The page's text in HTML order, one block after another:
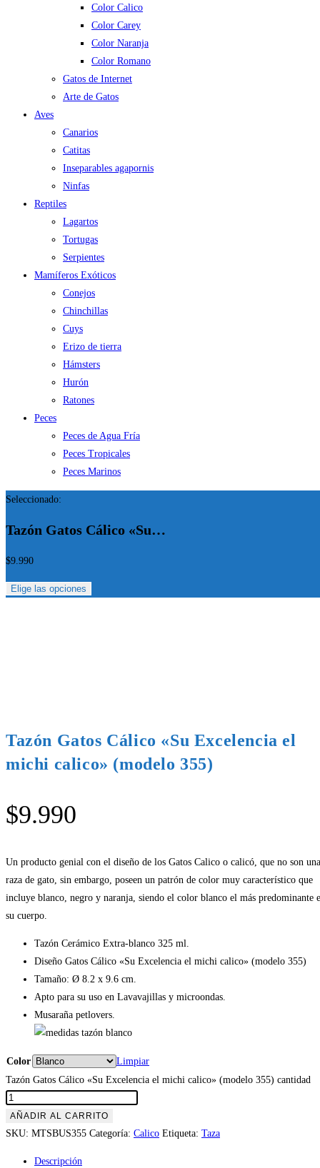
Color Calico
Color Carey
Color Naranja
Color Romano
Gatos de Internet
Arte de Gatos
Aves
Canarios
Catitas
Inseparables agapornis
Ninfas
Reptiles
Lagartos
Tortugas
Serpientes
Mamíferos Exóticos
Conejos
Chinchillas
Cuys
Erizo de tierra
Hámsters
Hurón
Ratones
Peces
Peces de Agua Fría
Peces Tropicales
Peces Marinos
Seleccionado:
Tazón Gatos Cálico «Su…
$9.990
Elige las opciones
Tazón Gatos Cálico «Su Excelencia el
michi calico» (modelo 355)
$9.990
Un producto genial con el diseño de los Gatos Calico o calicó, que no son una
raza de gato, sin embargo, poseen un patrón de color muy característico que
incluye blanco, negro y naranja, siendo el color blanco el más predominante
su cuerpo.
Tazón Cerámico Extra-blanco 325 ml.
Diseño Gatos Cálico «Su Excelencia el michi calico» (modelo 355)
Tamaño: Ø 8.2 x 9.6 cm.
Apto para su uso en Lavavajillas y microondas.
Musaraña petlovers.
Color
Limpiar
Tazón Gatos Cálico «Su Excelencia el michi calico» (modelo 355) cantidad
AÑADIR AL CARRITO
SKU: MTSBUS355 Categoría: Calico Etiqueta: Taza
Descripción